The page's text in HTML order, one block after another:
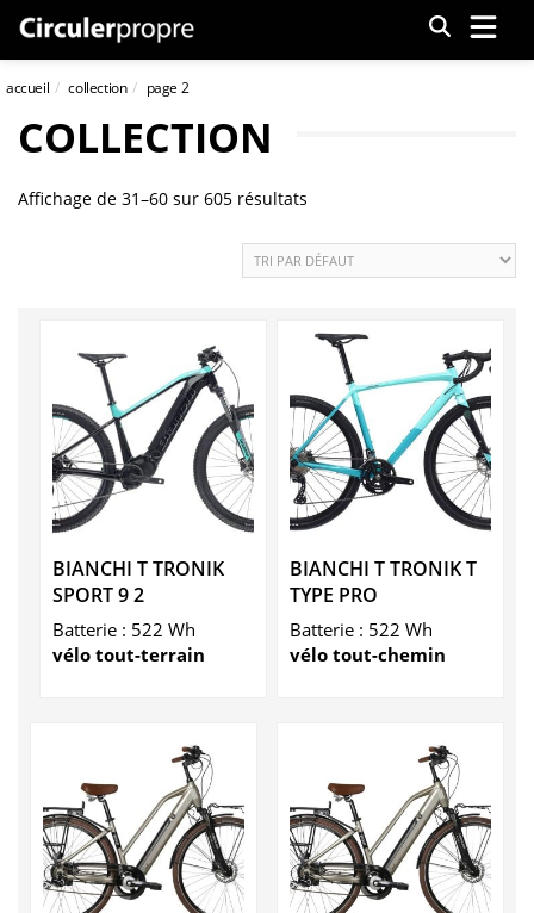
Menu
accueil collection page 2
COLLECTION
Affichage de 31–60 sur 605 résultats
BIANCHI T TRONIK
SPORT 9 2
Batterie : 522 Wh
vélo tout-terrain
BIANCHI T TRONIK T
TYPE PRO
Batterie : 522 Wh
vélo tout-chemin